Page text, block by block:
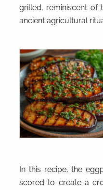
grilled, reminiscent of
ancient agricultural
In this recipe, the
scored to create a